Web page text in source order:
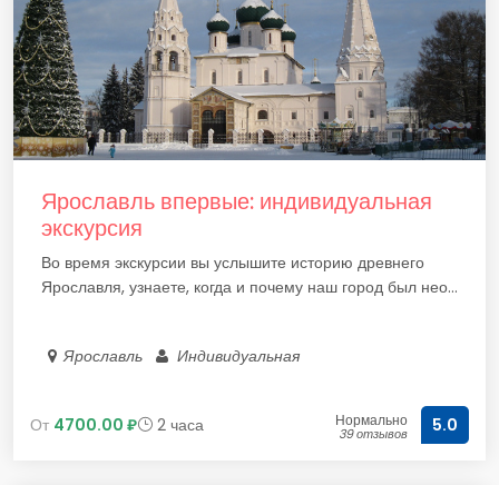
Ярославль впервые: индивидуальная
экскурсия
Во время экскурсии вы услышите историю древнего
Ярославля, узнаете, когда и почему наш город был нео...
Ярославль Индивидуальная
От 4700.00 ₽ 2 часа Нормально
39 отзывов 5.0